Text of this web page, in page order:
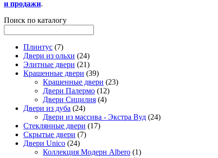
и продажи.
Поиск по каталогу
Плинтус (7)
Двери из ольхи (24)
Элитные двери (21)
Крашенные двери (39)
Крашенные двери (23)
Двери Палермо (12)
Двери Сицилия (4)
Двери из дуба (24)
Двери из массива - Экстра Вуд (24)
Стеклянные двери (17)
Скрытые двери (7)
Двери Unico (24)
Коллекция Модерн Albero (1)